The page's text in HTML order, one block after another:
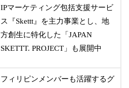
IPマーケティング包括支援サービ
ス『Skettt』を主力事業とし、地
方創生に特化した「JAPAN
SKETTT. PROJECT」も展開中
フィリピンメンバーも活躍するグ